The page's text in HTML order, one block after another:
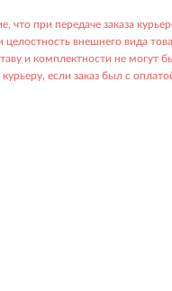
что при передаче заказа
целостность внешнего вида
и комплектности не могут
курьеру, если заказ был с